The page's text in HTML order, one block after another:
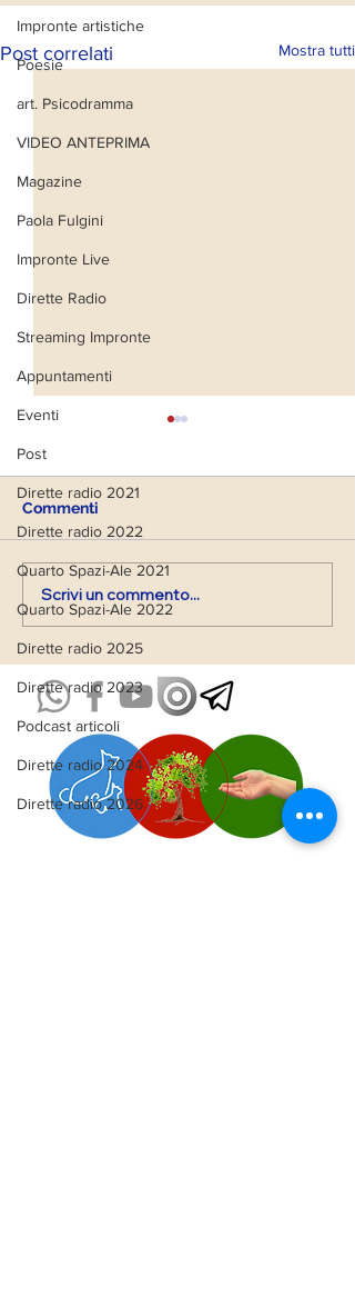
Impronte artistiche
Poesie
art. Psicodramma
VIDEO ANTEPRIMA
Magazine
Paola Fulgini
Impronte Live
Dirette Radio
Streaming Impronte
Appuntamenti
Eventi
Post
Dirette radio 2021
Dirette radio 2022
Quarto Spazi-Ale 2021
Quarto Spazi-Ale 2022
Dirette radio 2025
Dirette radio 2023
Podcast articoli
Dirette radio 2024
Dirette radio 2026
Post correlati Mostra tutti
Vittoria ci racconta...
Commenti
Scrivi un commento...